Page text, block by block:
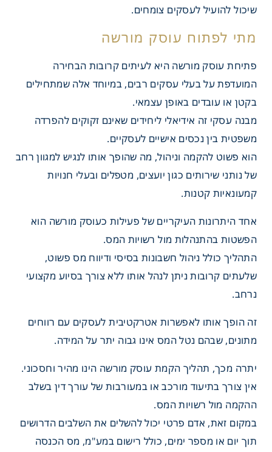
שיכול להועיל לעסקים צומחים.
עוסק מורשה
פתיחת עוסק מורשה היא לעיתים קרובות הבחירה
המועדפת על בעלי עסקים רבים, במיוחד אלה שמתחילים
בקטן או עובדים באופן עצמאי.
מבנה עסקי זה אידיאלי ליחידים שאינם זקוקים להפרדה
משפטית בין נכסים אישיים לעסקיים.
הוא פשוט להקמה וניהול, מה שהופך אותו לנגיש למגוון רחב
של נותני שירותים כגון יועצים, מטפלים ובעלי חנויות
קמעונאיות קטנות.
אחד היתרונות העיקריים של פעילות כעוסק מורשה הוא
הפשטות בהתנהלות מול רשויות המס.
התהליך כולל ניהול חשבונות בסיסי ודיווח מס פשוט,
שלעתים קרובות ניתן לנהל אותו ללא צורך בסיוע מקצועי
נרחב.
זה הופך אותו לאפשרות אטרקטיבית לעסקים עם רווחים
מתונים, שבהם נטל המס אינו גבוה יתר על המידה.
יתרה מכך, תהליך הקמת עוסק מורשה הינו מהיר וחסכוני.
אין צורך בתיעוד מורכב או במעורבות של עורך דין בשלב
ההקמה מול רשויות המס.
במקום זאת, אדם פרטי יכול להשלים את השלבים הדרושים
תוך יום או מספר ימים, כולל רישום במע"מ, מס הכנסה